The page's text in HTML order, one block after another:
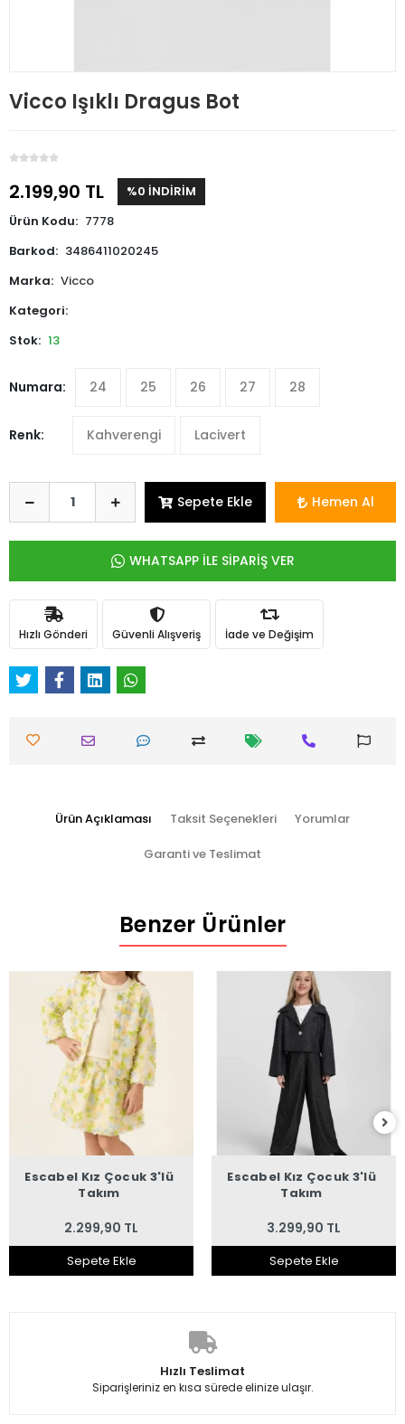
Vicco Işıklı Dragus Bot
2.199,90 TL
%0 İNDİRİM
Ürün Kodu: 7778
Barkod: 3486411020245
Marka: Vicco
Kategori:
Stok: 13
Numara: 24 25 26 27 28
Renk: Kahverengi Lacivert
Sepete Ekle Hemen Al
WHATSAPP İLE SİPARİŞ VER
Hızlı Gönderi Güvenli Alışveriş İade ve Değişim
Ürün Açıklaması Taksit Seçenekleri Yorumlar
Garanti ve Teslimat
Benzer Ürünler
Escabel Kız Çocuk 3'lü
Takım
2.299,90 TL
Sepete Ekle
Escabel Kız Çocuk 3'lü
Takım
3.299,90 TL
Sepete Ekle
Hızlı Teslimat
Siparişleriniz en kısa sürede elinize ulaşır.